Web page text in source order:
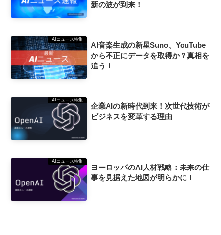
新の波が到来！
AIニュース特集
AI音楽生成の新星Suno、YouTube
から不正にデータを取得か？真相を
追う！
AIニュース特集
企業AIの新時代到来！次世代技術が
ビジネスを変革する理由
AIニュース特集
ヨーロッパのAI人材戦略：未来の仕
事を見据えた地図が明らかに！